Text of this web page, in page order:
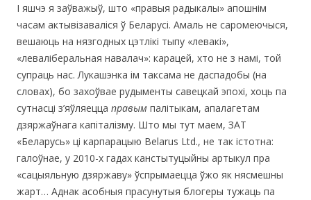
І яшчэ я заўважыў, што «правыя радыкалы» апошнім
часам актывізаваліся ў Беларусі. Амаль не саромеючыся,
вешаюць на нязгодных цэтлікі тыпу «левакі»,
«леваліберальная навалач»: карацей, хто не з намі, той
супраць нас. Лукашэнка ім таксама не даспадобы (на
словах), бо захоўвае рудыменты савецкай эпохі, хоць па
сутнасці з’яўляецца правым палітыкам, апалагетам
дзяржаўнага капіталізму. Што мы тут маем, ЗАТ
«Беларусь» ці карпарацыю Belarus Ltd., не так істотна:
галоўнае, у 2010-х гадах канстытуцыйны артыкул пра
«сацыяльную дзяржаву» ўспрымаецца ўжо як нясмешны
жарт… Аднак асобныя прасунутыя блогеры тужаць па